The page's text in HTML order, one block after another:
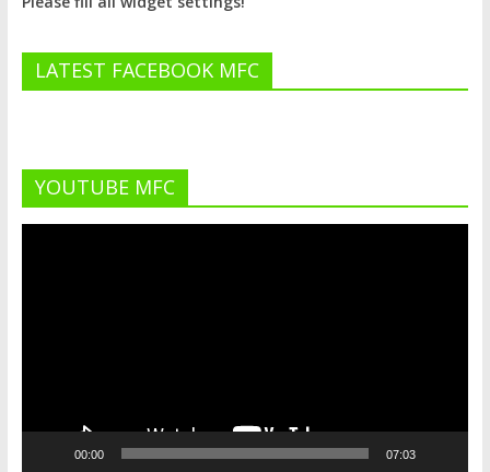
LATEST FACEBOOK MFC
YOUTUBE MFC
00:00 07:03